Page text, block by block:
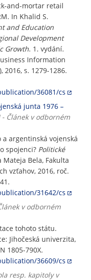
and-mortar retail
In Khalid S.
and Education
Development
Growth. 1. vydání.
Information
2016, s. 1279-1286.
36081/cs
junta 1976 –
- Článek v odborném
a argentinská vojenská
spojenci? Politické
Bela, Fakulta
vzťahov, 2016, roč.
31642/cs
v odborném
tohoto státu.
Jihočeská univerzita,
1805-790X.
36609/cs
resp. kapitoly v